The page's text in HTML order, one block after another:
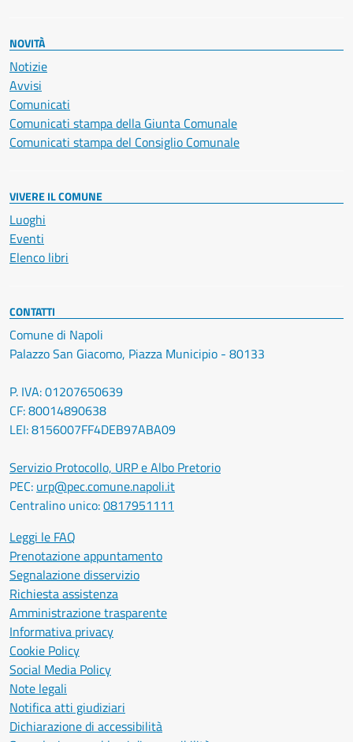
NOVITÀ
Notizie
Avvisi
Comunicati
Comunicati stampa della Giunta Comunale
Comunicati stampa del Consiglio Comunale
VIVERE IL COMUNE
Luoghi
Eventi
Elenco libri
CONTATTI
Comune di Napoli
Palazzo San Giacomo, Piazza Municipio - 80133
P. IVA: 01207650639
CF: 80014890638
LEI: 8156007FF4DEB97ABA09
Servizio Protocollo, URP e Albo Pretorio
PEC: urp@pec.comune.napoli.it
Centralino unico:0817951111
Leggi le FAQ
Prenotazione appuntamento
Segnalazione disservizio
Richiesta assistenza
Amministrazione trasparente
Informativa privacy
Cookie Policy
Social Media Policy
Note legali
Notifica atti giudiziari
Dichiarazione di accessibilità